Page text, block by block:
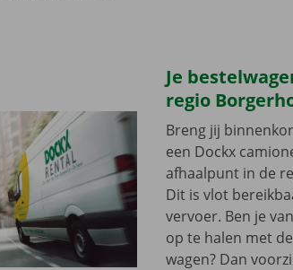
Je
regio
Breng jij
een Dockx
afhaalpunt in de
Dit is vlot
vervoer. Ben je
op te halen met
wagen? Dan